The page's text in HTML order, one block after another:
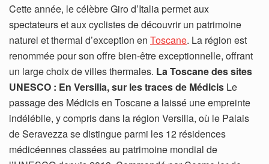
Cette année, le célèbre Giro d’Italia permet aux
spectateurs et aux cyclistes de découvrir un patrimoine
naturel et thermal d’exception en Toscane. La région est
renommée pour son offre bien-être exceptionnelle, offrant
un large choix de villes thermales. La Toscane des sites
UNESCO : En Versilia, sur les traces de Médicis Le
passage des Médicis en Toscane a laissé une empreinte
indélébile, y compris dans la région Versilia, où le Palais
de Seravezza se distingue parmi les 12 résidences
médicéennes classées au patrimoine mondial de